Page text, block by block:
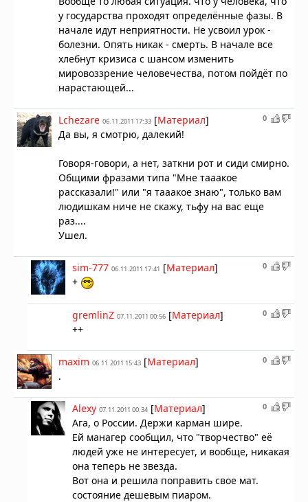
у государства проходят определённые фазы. В
начале идут неприятности. Не усвоил урок -
болезни. Опять никак - смерть. В начале все
хлебнут кризиса с шансом изменить
мировоззрение человечества, потом пойдёт по
нарастающей...
0
Lchezare 06.11.2011 17:33 [Материал]
Да вы, я смотрю, далекий!
Говоря-говори, а нет, заткни рот и сиди смирно.
Общими фразами типа "Мне тааакое
рассказали!" или "я тааакое знаю", только вам
людишкам ниче не скажу, тьфу на вас еще
раз....
Ушел.
0
sim-777 06.11.2011 17:41 [Материал]
+
0
gremlinZ 07.11.2011 00:56 [Материал]
++
0
maxim 06.11.2011 15:43 [Материал]
.
0
Alexy 07.11.2011 00:34 [Материал]
Ага, о России. Держи карман шире.
Ей манагер сообщил, что "творчество" её
людей уже не интересует, и вообще, никакая
она теперь не звезда.
Вот она и решила поправить свое мат.
состояние дешевым пиаром.